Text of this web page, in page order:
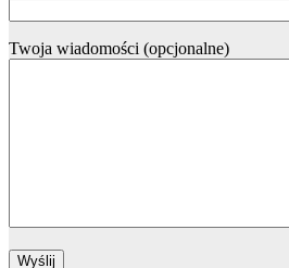
Twoja wiadomości (opcjonalne)